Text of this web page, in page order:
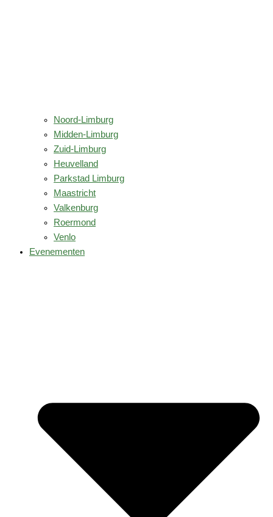
Noord-Limburg
Midden-Limburg
Zuid-Limburg
Heuvelland
Parkstad Limburg
Maastricht
Valkenburg
Roermond
Venlo
Evenementen